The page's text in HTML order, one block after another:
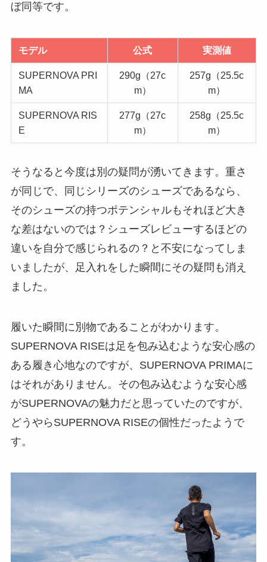
ぼ同等です。
モデル 公式 実測値
SUPERNOVA PRI
MA
290g（27c
m）
257g（25.5c
m）
SUPERNOVA RIS
E
277g（27c
m）
258g（25.5c
m）
そうなると今度は別の疑問が湧いてきます。重さ
が同じで、同じシリーズのシューズであるなら、
そのシューズの持つポテンシャルもそれほど大き
な差はないのでは？シューズレビューするほどの
違いを自分で感じられるの？と不安になってしま
いましたが、足入れをした瞬間にその疑問も消え
ました。
履いた瞬間に別物であることがわかります。
SUPERNOVA RISEは足を包み込むような安心感の
ある履き心地なのですが、SUPERNOVA PRIMAに
はそれがありません。その包み込むような安心感
がSUPERNOVAの魅力だと思っていたのですが、
どうやらSUPERNOVA RISEの個性だったようで
す。